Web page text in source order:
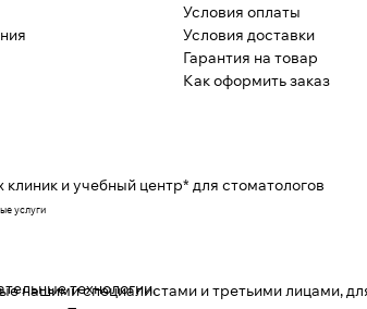
Условия оплаты
Условия доставки
Гарантия на товар
Как оформить заказ
и учебный центр* для стоматологов
услуги
технологии.
нашими специалистами и третьими лицами,